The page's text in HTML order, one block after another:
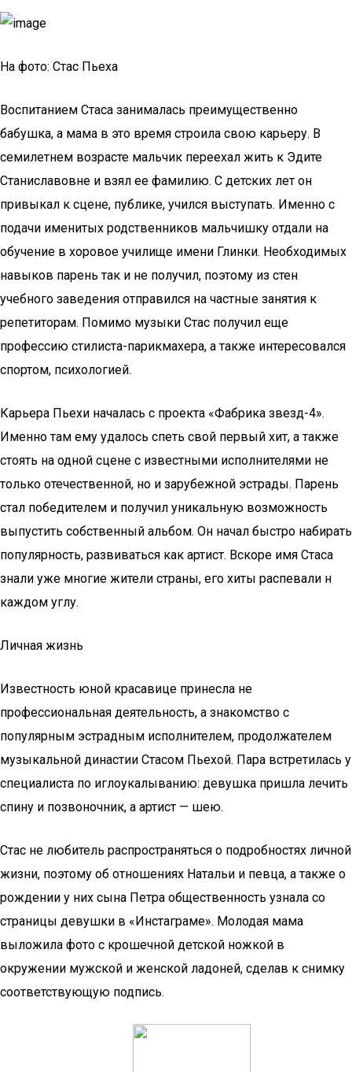
На фото: Стас Пьеха
Воспитанием Стаса занималась преимущественно
бабушка, а мама в это время строила свою карьеру. В
семилетнем возрасте мальчик переехал жить к Эдите
Станиславовне и взял ее фамилию. С детских лет он
привыкал к сцене, публике, учился выступать. Именно с
подачи именитых родственников мальчишку отдали на
обучение в хоровое училище имени Глинки. Необходимых
навыков парень так и не получил, поэтому из стен
учебного заведения отправился на частные занятия к
репетиторам. Помимо музыки Стас получил еще
профессию стилиста-парикмахера, а также интересовался
спортом, психологией.
Карьера Пьехи началась с проекта «Фабрика звезд-4».
Именно там ему удалось спеть свой первый хит, а также
стоять на одной сцене с известными исполнителями не
только отечественной, но и зарубежной эстрады. Парень
стал победителем и получил уникальную возможность
выпустить собственный альбом. Он начал быстро набирать
популярность, развиваться как артист. Вскоре имя Стаса
знали уже многие жители страны, его хиты распевали н
каждом углу.
Личная жизнь
Известность юной красавице принесла не
профессиональная деятельность, а знакомство с
популярным эстрадным исполнителем, продолжателем
музыкальной династии Стасом Пьехой. Пара встретилась у
специалиста по иглоукалыванию: девушка пришла лечить
спину и позвоночник, а артист — шею.
Стас не любитель распространяться о подробностях личной
жизни, поэтому об отношениях Натальи и певца, а также о
рождении у них сына Петра общественность узнала со
страницы девушки в «Инстаграме». Молодая мама
выложила фото с крошечной детской ножкой в
окружении мужской и женской ладоней, сделав к снимку
соответствующую подпись.